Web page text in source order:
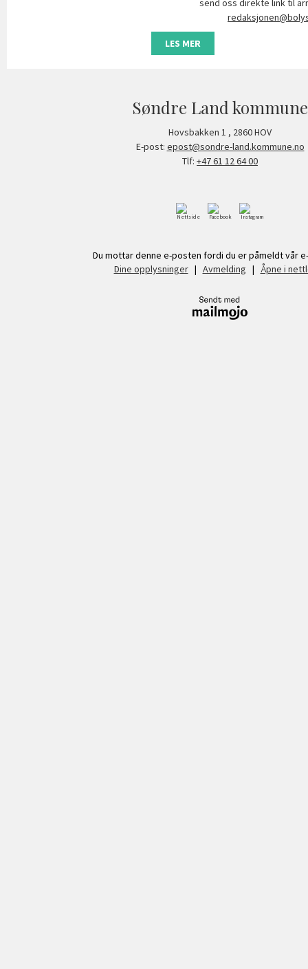
send oss direkte link til
LES MER
Søndre Land kommune
Hovsbakken 1 , 2860HOV
E-post: epost@sondre-land.kommune.no
Tlf: +47 61 12 64 00
Du mottar denne e-posten fordi du er påmeldt vår
Dine opplysninger| Avmelding | Åpne i